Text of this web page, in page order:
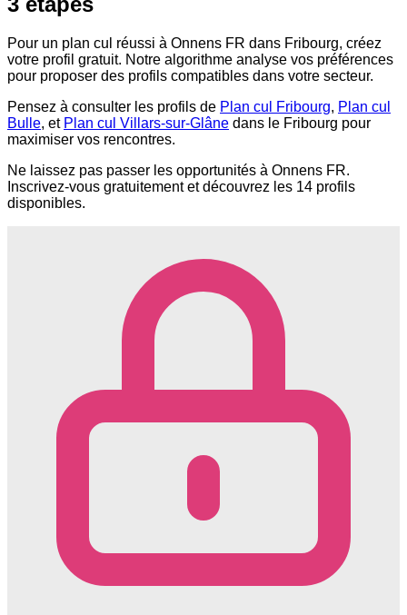
Pour un plan cul réussi à Onnens FR dans Fribourg, créez
votre profil gratuit. Notre algorithme analyse vos préférences
pour proposer des profils compatibles dans votre secteur.
Pensez à consulter les profils de Plan cul Fribourg, Plan cul
Bulle, et Plan cul Villars-sur-Glâne dans le Fribourg pour
maximiser vos rencontres.
Ne laissez pas passer les opportunités à Onnens FR.
Inscrivez-vous gratuitement et découvrez les 14 profils
disponibles.